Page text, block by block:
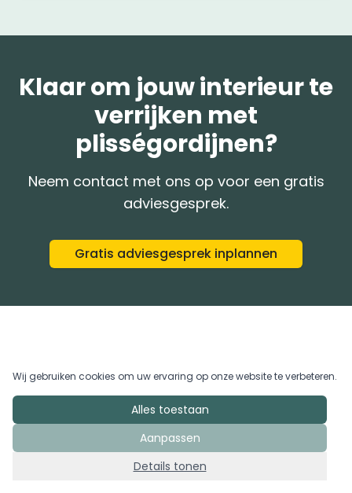
Wij gebruiken cookies om uw ervaring op onze website te verbeteren.
Alles toestaan
Aanpassen
Details tonen
Klaar om jouw interieur te
verrijken met
plisségordijnen?
Neem contact met ons op voor een gratis
adviesgesprek.
Gratis adviesgesprek inplannen